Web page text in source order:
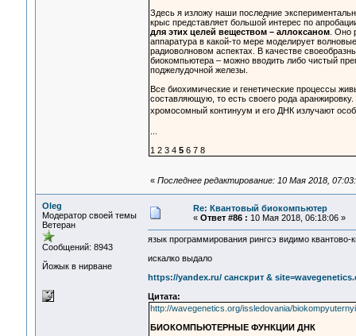
Здесь я изложу наши последние
крыс представляет большой интерес по
для этих целей веществом – аллоксаном. Оно
аппаратура в какой-то мере моделирует
радиоволновом аспектах. В качестве
биокомпьютера – можно вводить либо чистый
поджелудочной железы.
Все биохимические и генетические процессы
составляющую, то есть своего рода
хромосомный континуум и его ДНК излучают
1 2 3 4 56 7 8
« Последнее редактирование: 10 Мая 2018,
Oleg
Модератор своей темы
Ветеран
Сообщений: 8943
Йожык в нирване
Re: Квантовый биокомпьютер
« Ответ #86 : 10 Мая 2018, 06:18:06 »
язык программирования рингсэ видимо квантово-
искалко выдало
https://yandex.ru/ санскрит &
Цитата:
http://wavegenetics.org/issledovania/
БИОКОМПЬЮТЕРНЫЕ ФУНКЦИИ ДНК